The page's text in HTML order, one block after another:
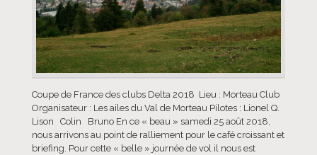
Coupe de France des clubs Delta 2018 Lieu : Morteau Club
Organisateur : Les ailes du Val de Morteau Pilotes : Lionel Q.
Lison Colin Bruno En ce « beau » samedi 25 août 2018,
nous arrivons au point de ralliement pour le café croissant et
briefing. Pour cette « belle » journée de vol il nous est